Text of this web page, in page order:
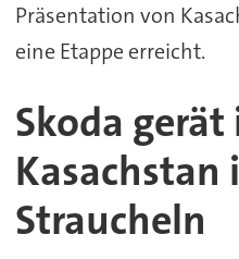
Präsentation von
eine Etappe erreicht.
Skoda gerät
Kasachstan
Straucheln